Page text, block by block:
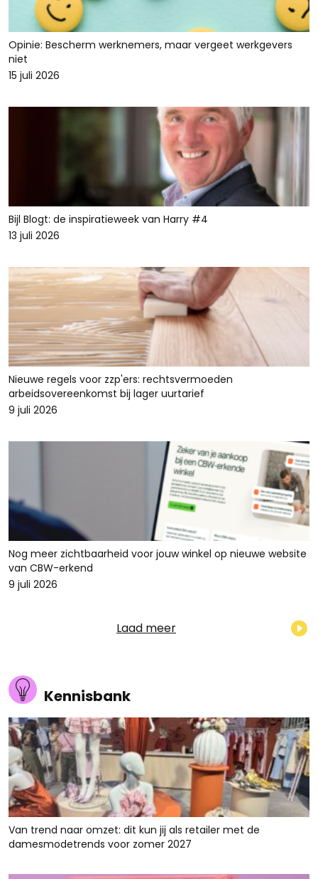
Opinie: Bescherm werknemers, maar vergeet werkgevers
niet
15 juli 2026
Bijl Blogt: de inspiratieweek van Harry #4
13 juli 2026
Nieuwe regels voor zzp'ers: rechtsvermoeden
arbeidsovereenkomst bij lager uurtarief
9 juli 2026
Nog meer zichtbaarheid voor jouw winkel op nieuwe website
van CBW-erkend
9 juli 2026
Laad meer
Kennisbank
Van trend naar omzet: dit kun jij als retailer met de
damesmodetrends voor zomer 2027